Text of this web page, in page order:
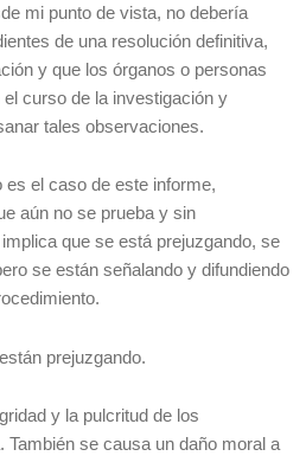
mi punto de vista, no debería
de una resolución definitiva,
y que los órganos o personas
curso de la investigación y
tales observaciones.
es el caso de este informe,
aún no se prueba y sin
que se está prejuzgando, se
se están señalando y difundiendo
prejuzgando.
y la pulcritud de los
También se causa un daño moral a